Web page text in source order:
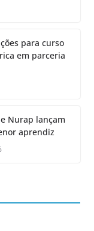
para curso
em parceria
Nurap lançam
aprendiz